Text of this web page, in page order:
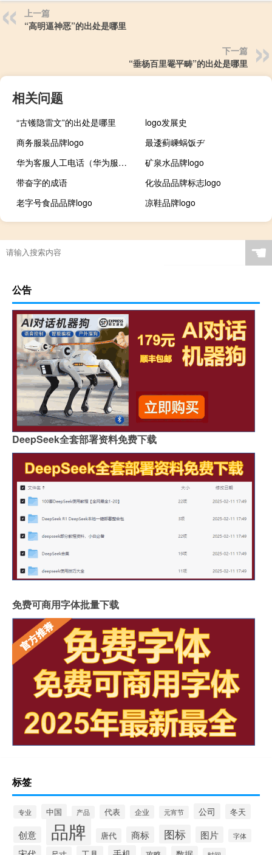
上一篇
“高明逼神恶”的出处是哪里
下一篇
“垂杨百里罨平畴”的出处是哪里
相关问题
“古镬隐雷文”的出处是哪里
logo发展史
商务服装品牌logo
最逶蓟嵊蜗饭ヂ
华为客服人工电话（华为服务热线）
矿泉水品牌logo
带奋字的成语
化妆品品牌标志logo
老字号食品品牌logo
凉鞋品牌logo
☚
公告
DeepSeek全套部署资料免费下载
免费可商用字体批量下载
标签
专业 中国 产品 代表 企业 元宵节 公司 冬天
创意 品牌 唐代 商标 图标 图片 字体